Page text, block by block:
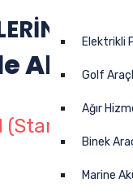
Elektrikli
Golf
Ağır
Binek
Marine
Aküler
(Start-